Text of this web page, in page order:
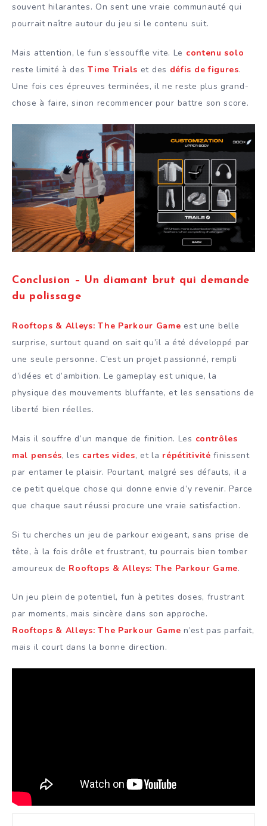
souvent hilarantes. On sent une vraie communauté qui
pourrait naître autour du jeu si le contenu suit.
Mais attention, le fun s’essouffle vite. Le contenu solo
reste limité à desTime Trials et des défis de figures.
Une fois ces épreuves terminées, il ne reste plus grand-
chose à faire, sinon recommencer pour battre son score.
Conclusion – Un diamant brut qui demande
du polissage
Rooftops & Alleys: The Parkour Game est une belle
surprise, surtout quand on sait qu’il a été développé par
une seule personne. C’est un projet passionné, rempli
d’idées et d’ambition. Le gameplay est unique, la
physique des mouvements bluffante, et les sensations de
liberté bien réelles.
Mais il souffre d’un manque de finition. Les contrôles
mal pensés, les cartes vides, et la répétitivité finissent
par entamer le plaisir. Pourtant, malgré ses défauts, il a
ce petit quelque chose qui donne envie d’y revenir. Parce
que chaque saut réussi procure une vraie satisfaction.
Si tu cherches un jeu de parkour exigeant, sans prise de
tête, à la fois drôle et frustrant, tu pourrais bien tomber
amoureux de Rooftops & Alleys: The Parkour Game.
Un jeu plein de potentiel, fun à petites doses, frustrant
par moments, mais sincère dans son approche.
Rooftops & Alleys: The Parkour Game n’est pas parfait,
mais il court dans la bonne direction.